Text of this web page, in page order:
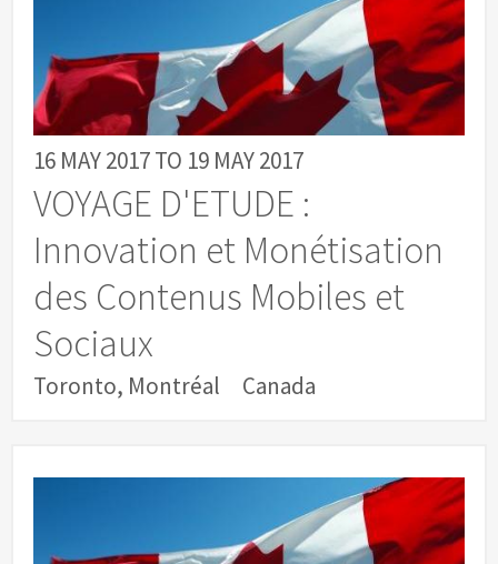
16 MAY 2017TO 19 MAY 2017
VOYAGE D'ETUDE :
Innovation et Monétisation
des Contenus Mobiles et
Sociaux
Toronto, Montréal Canada